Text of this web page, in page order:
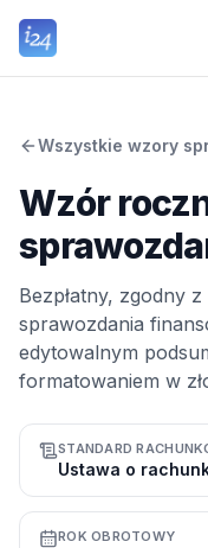
Wszystkie wzory
Wzór
Bezpłatny, zgodny
sprawozdania
edytowalnym
formatowaniem w
STANDARD
Ustawa o
ROK OBROTOWY